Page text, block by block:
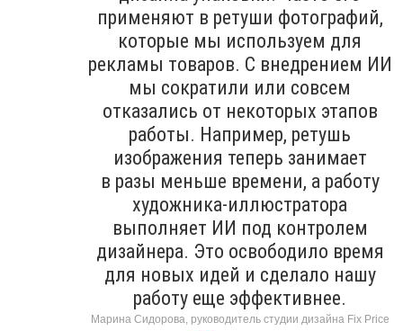
применяют в ретуши фотографий,
которые мы используем для
рекламы товаров. С внедрением ИИ
мы сократили или совсем
отказались от некоторых этапов
работы. Например, ретушь
изображения теперь занимает
в разы меньше времени, а работу
художника-иллюстратора
выполняет ИИ под контролем
дизайнера. Это освободило время
для новых идей и сделало нашу
работу еще эффективнее.
Марина Сидорова, руководитель студии дизайна Fix Price